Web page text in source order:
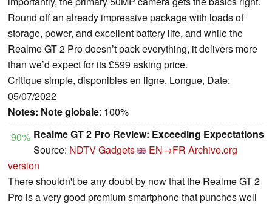
Round off an already impressive package with loads of
storage, power, and excellent battery life, and while the
Realme GT 2 Pro doesn’t pack everything, it delivers more
than we’d expect for its £599 asking price.
Critique simple, disponibles en ligne, Longue, Date:
05/07/2022
Notes: Note globale: 100%
90% Realme GT 2 Pro Review: Exceeding Expectations
Source: NDTV Gadgets EN→FR Archive.org
version
There shouldn't be any doubt by now that the Realme GT 2
Pro is a very good premium smartphone that punches well